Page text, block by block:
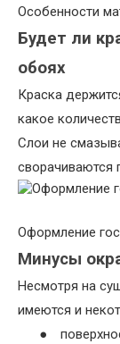
Особенности
Будет ли
обоях
Краска
какое
Слои не
сворачиваются
Оформление
Минусы
Несмотря на
имеются и
●